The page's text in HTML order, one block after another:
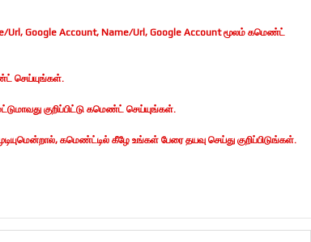
Google Account, Name/Url, Google Account மூலம் கமெண்ட்
செய்யுங்கள்.
குறிப்பிட்டு கமெண்ட் செய்யுங்கள்.
கமெண்ட்டில் கீழே உங்கள் பேரை தயவு செய்து குறிப்பிடுங்கள்.